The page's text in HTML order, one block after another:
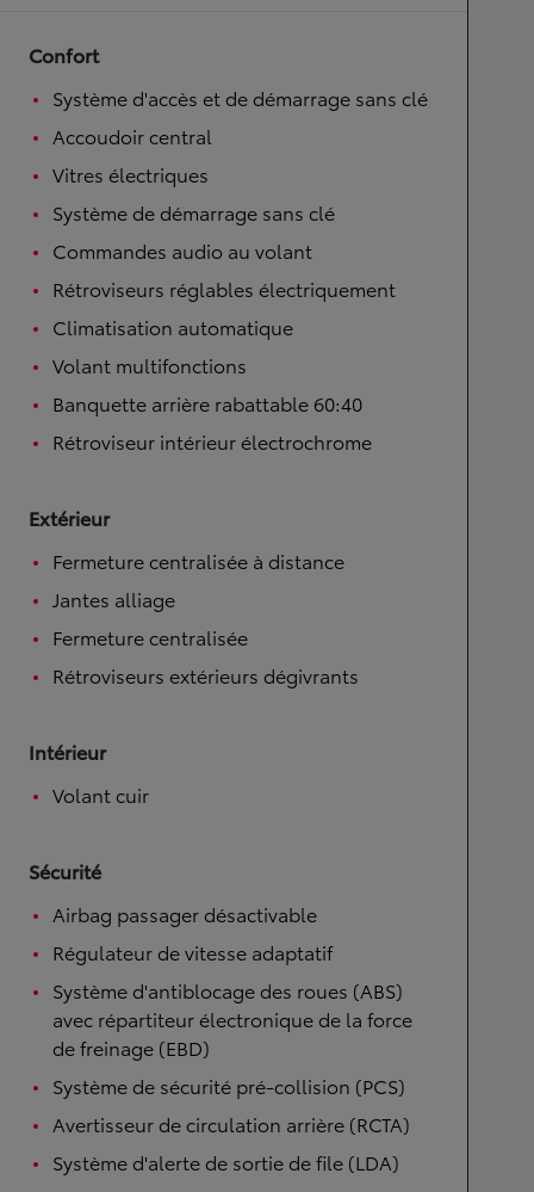
Confort
Système d'accès et de démarrage sans clé
Accoudoir central
Vitres électriques
Système de démarrage sans clé
Commandes audio au volant
Rétroviseurs réglables électriquement
Climatisation automatique
Volant multifonctions
Banquette arrière rabattable 60:40
Rétroviseur intérieur électrochrome
Extérieur
Fermeture centralisée à distance
Jantes alliage
Fermeture centralisée
Rétroviseurs extérieurs dégivrants
Intérieur
Volant cuir
Sécurité
Airbag passager désactivable
Régulateur de vitesse adaptatif
Système d'antiblocage des roues (ABS)
avec répartiteur électronique de la force
de freinage (EBD)
Système de sécurité pré-collision (PCS)
Avertisseur de circulation arrière (RCTA)
Système d'alerte de sortie de file (LDA)